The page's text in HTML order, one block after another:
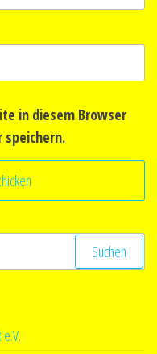
in diesem Browser